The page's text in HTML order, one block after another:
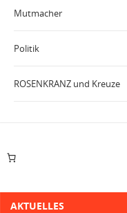
Mutmacher
Politik
ROSENKRANZ und Kreuze
AKTUELLES